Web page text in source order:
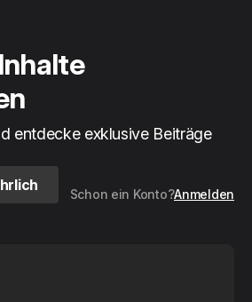
entdecke exklusive Beiträge
Schon ein Konto?Anmelden